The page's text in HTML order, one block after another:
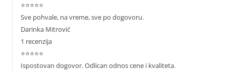
⭐⭐⭐⭐⭐
Sve pohvale, na vreme, sve po dogovoru.
Darinka Mitrović
1 recenzija
⭐⭐⭐⭐⭐
Ispostovan dogovor. Odlican odnos cene i kvaliteta.